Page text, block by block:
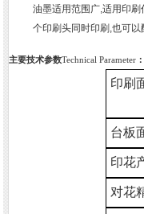
油墨适用范围广,适用印
个印刷头同时印刷,也可
主要技术参数Technical Parameter ：
印刷
台板
印花
对花